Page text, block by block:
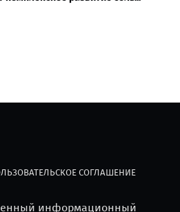
СОГЛАШЕНИЕ
информационный